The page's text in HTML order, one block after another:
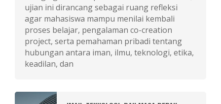
ujian ini dirancang sebagai ruang refleksi
agar mahasiswa mampu menilai kembali
proses belajar, pengalaman co-creation
project, serta pemahaman pribadi tentang
hubungan antara iman, ilmu, teknologi, etika,
keadilan, dan